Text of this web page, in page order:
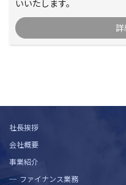
いいたします。
社長挨拶
会社概要
事業紹介
ファイナンス業務